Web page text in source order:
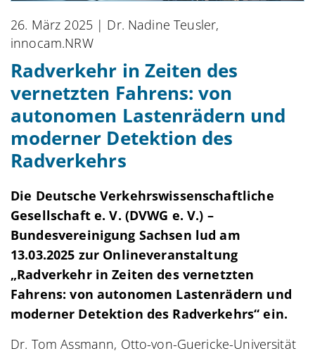
Radverkehr in Zeiten des
vernetzten Fahrens: von
autonomen Lastenrädern und
moderner Detektion des
Radverkehrs
26. März 2025 | Dr. Nadine Teusler,
innocam.NRW
Die Deutsche Verkehrswissenschaftliche
Gesellschaft e. V. (DVWG e. V.) –
Bundesvereinigung Sachsen lud am
13.03.2025 zur Onlineveranstaltung
„Radverkehr in Zeiten des vernetzten
Fahrens: von autonomen Lastenrädern und
moderner Detektion des Radverkehrs“ ein.
Dr. Tom Assmann, Otto-von-Guericke-Universität